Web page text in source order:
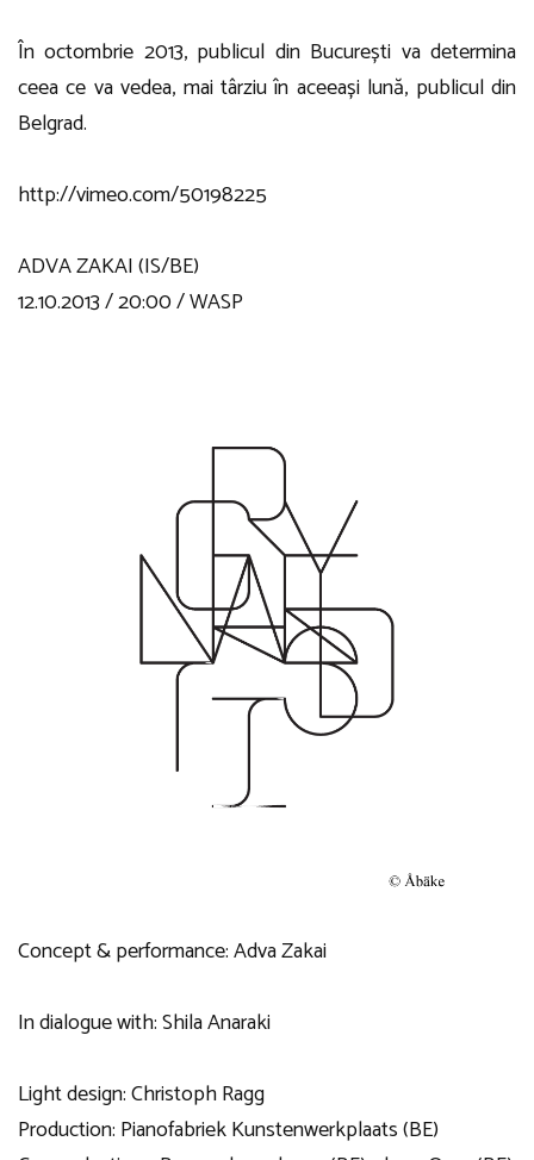
În octombrie 2013, publicul din București va determina
ceea ce va vedea, mai târziu în aceeași lună, publicul din
Belgrad.
http://vimeo.com/50198225
ADVA ZAKAI (IS/BE)
12.10.2013 / 20:00 / WASP
Concept & performance: Adva Zakai
In dialogue with: Shila Anaraki
Light design: Christoph Ragg
Production: Pianofabriek Kunstenwerkplaats (BE)